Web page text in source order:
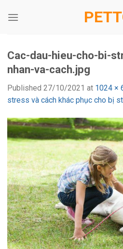
Cac-dau-hieu-cho-bi-
nhan-va-cach.jpg
Published 27/10/2021 at 1024 ×
stress và cách khác phục cho bị